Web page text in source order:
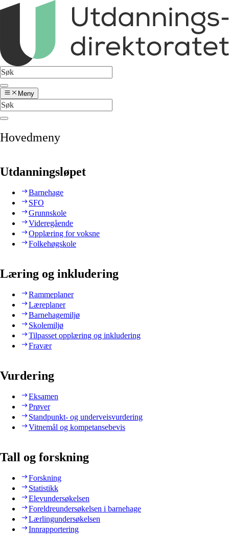
Meny
Hovedmeny
Utdanningsløpet
Barnehage
SFO
Grunnskole
Videregående
Opplæring for voksne
Folkehøgskole
Læring og inkludering
Rammeplaner
Læreplaner
Barnehagemiljø
Skolemiljø
Tilpasset opplæring og inkludering
Fravær
Vurdering
Eksamen
Prøver
Standpunkt- og underveisvurdering
Vitnemål og kompetansebevis
Tall og forskning
Forskning
Statistikk
Elevundersøkelsen
Foreldreundersøkelsen i barnehage
Lærlingundersøkelsen
Innrapportering